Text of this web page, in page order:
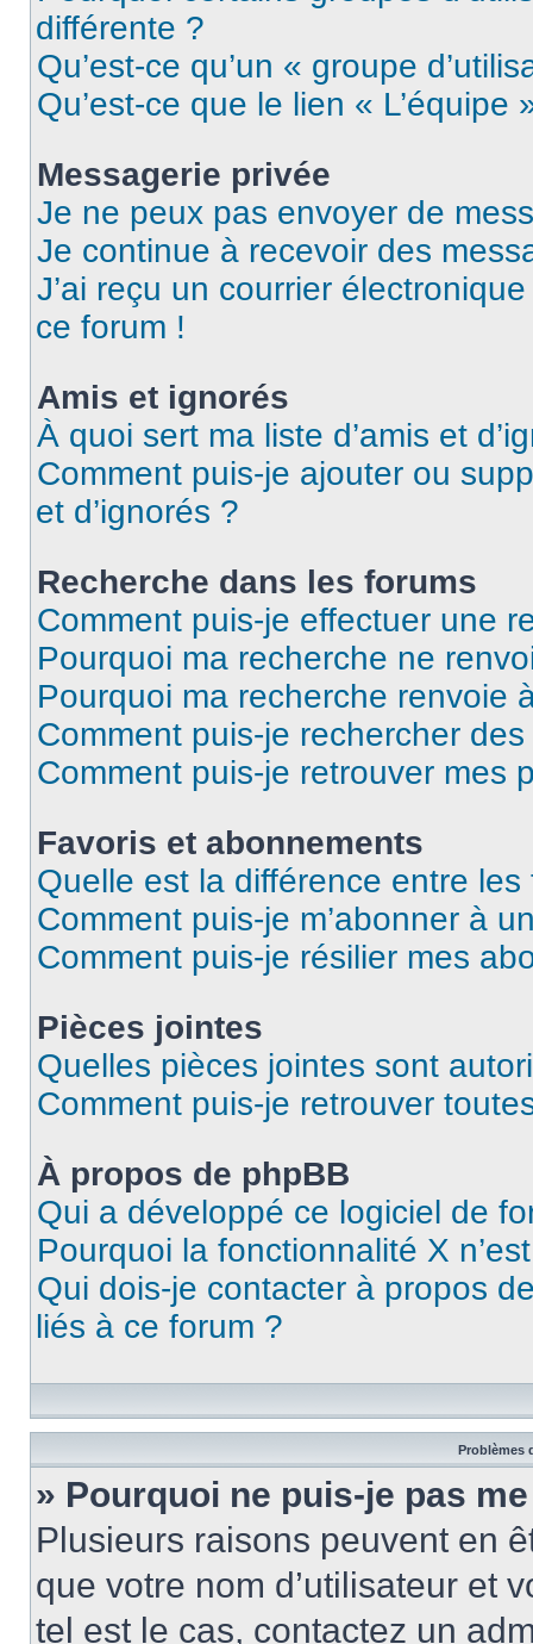
différente ?
Qu’est-ce qu’un « groupe
Qu’est-ce que le lien « L’équipe
Messagerie privée
Je ne peux pas envoyer de
Je continue à recevoir des
J’ai reçu un courrier
ce forum !
Amis et ignorés
À quoi sert ma liste d’amis et
Comment puis-je ajouter ou
et d’ignorés ?
Recherche dans les forums
Comment puis-je effectuer une
Pourquoi ma recherche ne
Pourquoi ma recherche renvoie
Comment puis-je rechercher
Comment puis-je retrouver mes
Favoris et abonnements
Quelle est la différence entre
Comment puis-je m’abonner à
Comment puis-je résilier mes
Pièces jointes
Quelles pièces jointes sont
Comment puis-je retrouver
À propos de phpBB
Qui a développé ce logiciel de
Pourquoi la fonctionnalité X
Qui dois-je contacter à propos
liés à ce forum ?
Problèmes
» Pourquoi ne puis-je pas
Plusieurs raisons peuvent en
que votre nom d’utilisateur et
tel est le cas, contactez un